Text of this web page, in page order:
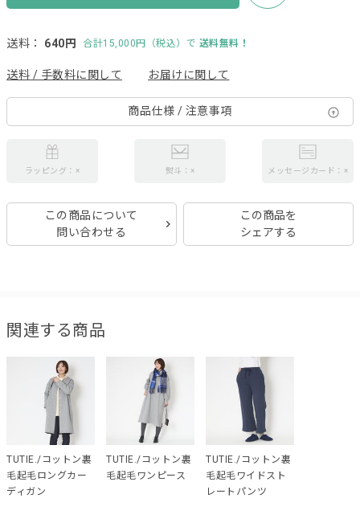
送料： 640円 合計15,000円（税込）で 送料無料！
送料 / 手数料に関して お届けに関して
商品仕様 / 注意事項
ラッピング：× 熨斗：× メッセージカード：×
この商品について
問い合わせる
この商品を
シェアする
関連する商品
TUTIE./コットン裏
毛起毛ロングカー
ディガン
TUTIE./コットン裏
毛起毛ワンピース
TUTIE./コットン裏
毛起毛ワイドスト
レートパンツ